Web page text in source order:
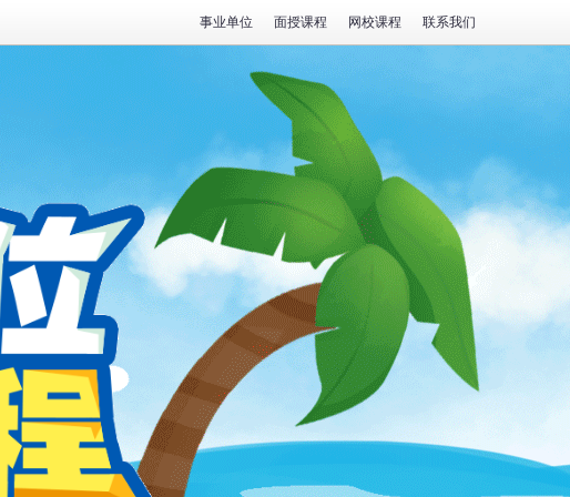
事业单位 面授课程 网校课程 联系我们